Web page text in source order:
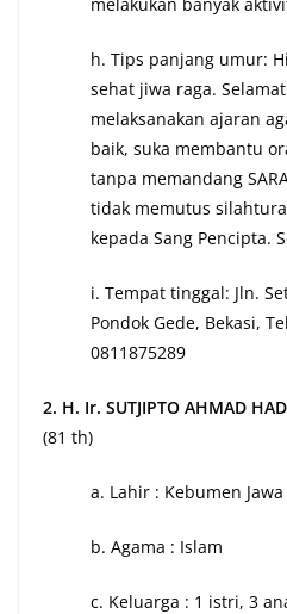
h. Tips panjang umur:
sehat jiwa raga.
melaksanakan ajaran
baik, suka membantu
tanpa memandang
tidak memutus
kepada Sang Pencipta.
i. Tempat tinggal: Jln.
Pondok Gede, Bekasi,
0811875289
2. H. Ir. SUTJIPTO AHMAD
(81 th)
a. Lahir : Kebumen
b. Agama : Islam
c. Keluarga : 1 istri, 3